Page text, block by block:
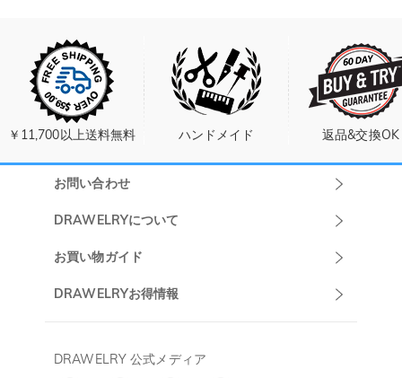
￥11,700以上送料無料 ハンドメイド 返品&交換OK
お問い合わせ
DRAWELRYについて
DRAWELRYについて
ご利用規約
お買い物ガイド
発送について
ジュエリーお手入れ
DRAWELRYお得情報
会員・ポイントについて
DRAWELRY 公式メディア